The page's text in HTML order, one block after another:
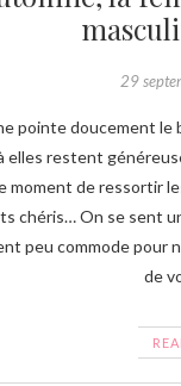
29
pointe doucement
elles restent
moment de ressortir
chéris… On se sent
peu commode pour
de